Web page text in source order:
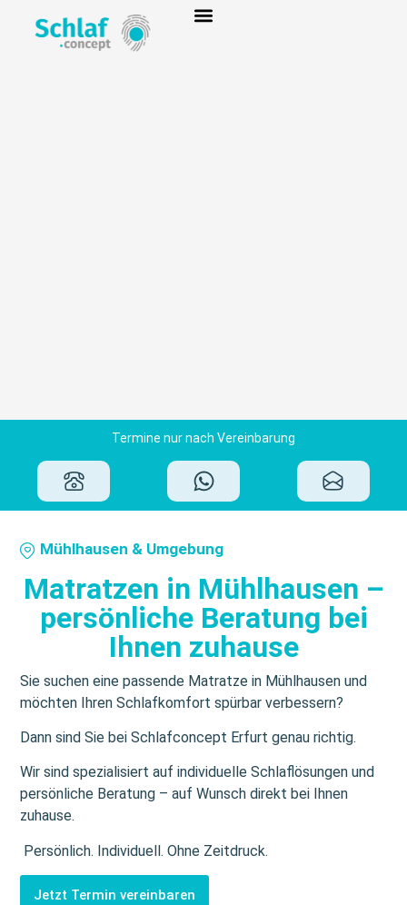
Termine nur nach Vereinbarung
Mühlhausen & Umgebung
Matratzen in Mühlhausen –
persönliche Beratung bei
Ihnen zuhause
Sie suchen eine passende Matratze in Mühlhausen und
möchten Ihren Schlafkomfort spürbar verbessern?
Dann sind Sie bei Schlafconcept Erfurt genau richtig.
Wir sind spezialisiert auf individuelle Schlaflösungen und
persönliche Beratung – auf Wunsch direkt bei Ihnen
zuhause.
Persönlich. Individuell. Ohne Zeitdruck.
Jetzt Termin vereinbaren